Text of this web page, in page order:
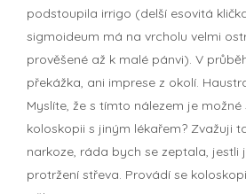
podstoupila irrigo (delší esovitá
sigmoideum má na vrcholu velmi
prověšené až k malé pánvi). V
překážka, ani imprese z okolí.
Myslíte, že s tímto nálezem je
koloskopii s jiným lékařem? Zvažuji
narkoze, ráda bych se zeptala, jestli
protržení střeva. Provádí se